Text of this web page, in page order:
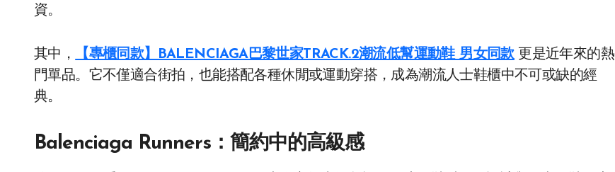
資。
其中， 【專櫃同款】BALENCIAGA巴黎世家TRACK.2潮流低幫運動鞋 男女同款更是近年來的熱
門單品。它不僅適合街拍，也能搭配各種休閒或運動穿搭，成為潮流人士鞋櫃中不可或缺的經
典。
Balenciaga Runners：簡約中的高級感